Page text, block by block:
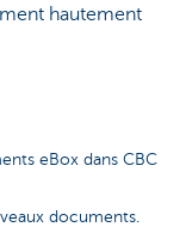
hautement
eBox dans CBC
documents.